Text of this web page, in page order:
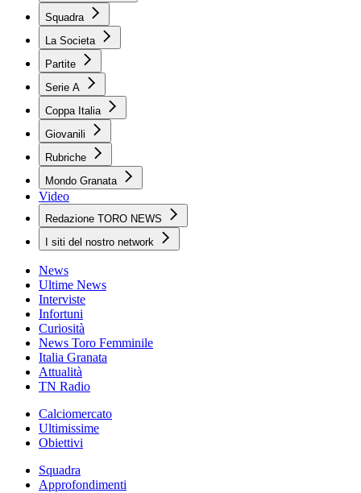
Squadra
La Societa
Partite
Serie A
Coppa Italia
Giovanili
Rubriche
Mondo Granata
Video
Redazione TORO NEWS
I siti del nostro network
News
Ultime News
Interviste
Infortuni
Curiosità
News Toro Femminile
Italia Granata
Attualità
TN Radio
Calciomercato
Ultimissime
Obiettivi
Squadra
Approfondimenti